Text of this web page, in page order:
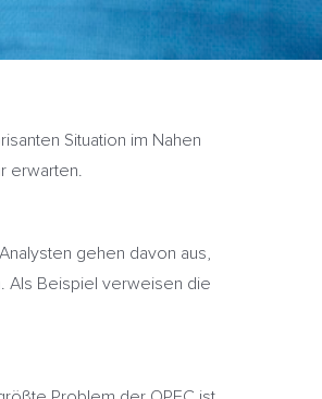
Situation im Nahen
erwarten.
gehen davon aus,
Als Beispiel verweisen die